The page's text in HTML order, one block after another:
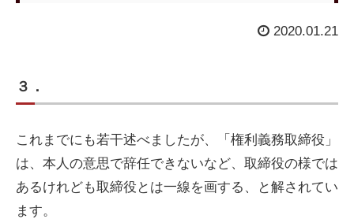
2020.01.21
３．
これまでにも若干述べましたが、「権利義務取締役」
は、本人の意思で辞任できないなど、取締役の様では
あるけれども取締役とは一線を画する、と解されてい
ます。